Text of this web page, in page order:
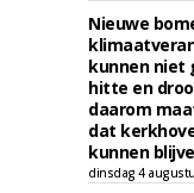
Nieuwe
kunnen niet
hitte en
daarom
dat
kunnen
dinsdag 4